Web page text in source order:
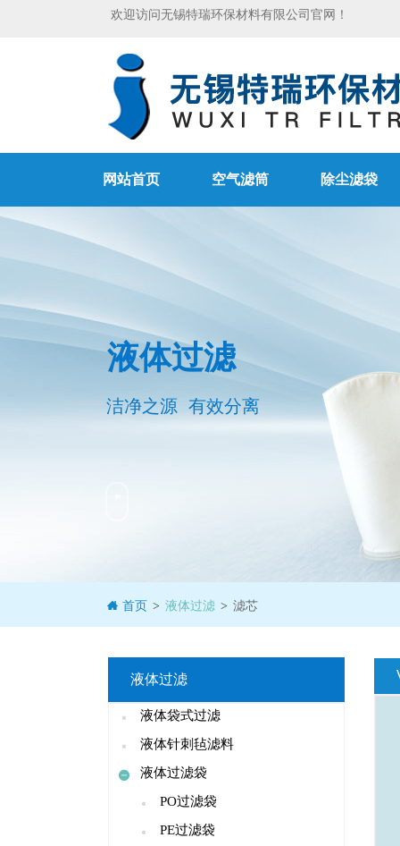
欢迎访问无锡特瑞环保材料有限公司官网！
网站首页 空气滤筒 除尘滤袋
液体过滤
洁净之源 有效分离
首页 > 液体过滤 > 滤芯
液体过滤
液体袋式过滤
液体针刺毡滤料
液体过滤袋
PO过滤袋
PE过滤袋